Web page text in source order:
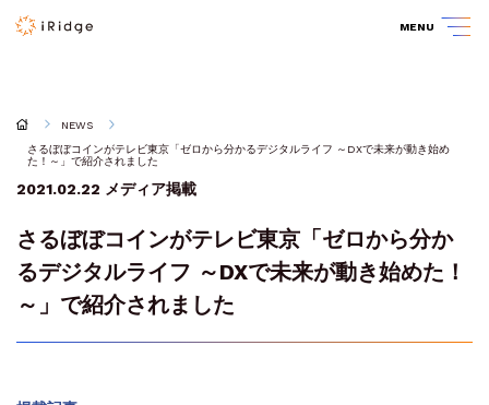
MENU
NEWS
さるぼぼコインがテレビ東京「ゼロから分かるデジタルライフ ～DXで未来が動き始め
た！～」で紹介されました
2021.02.22 メディア掲載
さるぼぼコインがテレビ東京「ゼロから分か
るデジタルライフ ～DXで未来が動き始めた！
～」で紹介されました